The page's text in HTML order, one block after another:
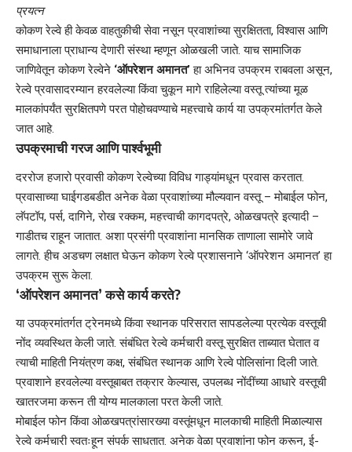
प्रयत्न
कोकण रेल्वे ही केवळ वाहतुकीची सेवा नसून प्रवाशांच्या सुरक्षितता, विश्वास आणि
समाधानाला प्राधान्य देणारी संस्था म्हणून ओळखली जाते. याच सामाजिक
जाणिवेतून कोकण रेल्वेने ‘ऑपरेशन अमानत’हा अभिनव उपक्रम राबवला असून,
रेल्वे प्रवासादरम्यान हरवलेल्या किंवा चुकून मागे राहिलेल्या वस्तू त्यांच्या मूळ
मालकांपर्यंत सुरक्षितपणे परत पोहोचवण्याचे महत्त्वाचे कार्य या उपक्रमांतर्गत केले
जात आहे.
उपक्रमाची गरज आणि पार्श्वभूमी
दररोज हजारो प्रवासी कोकण रेल्वेच्या विविध गाड्यांमधून प्रवास करतात.
प्रवासाच्या घाईगडबडीत अनेक वेळा प्रवाशांच्या मौल्यवान वस्तू – मोबाईल फोन,
लॅपटॉप, पर्स, दागिने, रोख रक्कम, महत्त्वाची कागदपत्रे, ओळखपत्रे इत्यादी –
गाडीतच राहून जातात. अशा प्रसंगी प्रवाशांना मानसिक ताणाला सामोरे जावे
लागते. हीच अडचण लक्षात घेऊन कोकण रेल्वे प्रशासनाने ‘ऑपरेशन अमानत’ हा
उपक्रम सुरू केला.
‘ऑपरेशन अमानत’ कसे कार्य करते?
या उपक्रमांतर्गत ट्रेनमध्ये किंवा स्थानक परिसरात सापडलेल्या प्रत्येक वस्तूची
नोंद व्यवस्थित केली जाते. संबंधित रेल्वे कर्मचारी वस्तू सुरक्षित ताब्यात घेतात व
त्याची माहिती नियंत्रण कक्ष, संबंधित स्थानक आणि रेल्वे पोलिसांना दिली जाते.
प्रवाशाने हरवलेल्या वस्तूबाबत तक्रार केल्यास, उपलब्ध नोंदींच्या आधारे वस्तूची
खातरजमा करून ती योग्य मालकाला परत केली जाते.
मोबाईल फोन किंवा ओळखपत्रांसारख्या वस्तूंमधून मालकाची माहिती मिळाल्यास
रेल्वे कर्मचारी स्वतःहून संपर्क साधतात. अनेक वेळा प्रवाशांना फोन करून, ई-